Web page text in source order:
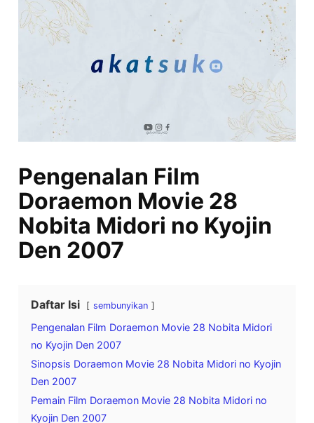
Pengenalan Film
Doraemon Movie 28
Nobita Midori no Kyojin
Den 2007
Daftar Isi sembunyikan
Pengenalan Film Doraemon Movie 28 Nobita Midori
no Kyojin Den 2007
Sinopsis Doraemon Movie 28 Nobita Midori no Kyojin
Den 2007
Pemain Film Doraemon Movie 28 Nobita Midori no
Kyojin Den 2007